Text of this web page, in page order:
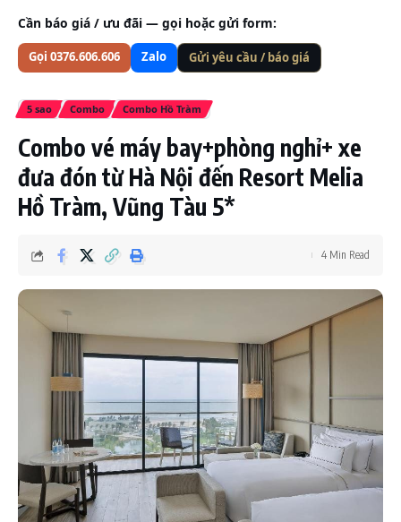
Cần báo giá / ưu đãi — gọi hoặc gửi form:
Gọi 0376.606.606 Zalo Gửi yêu cầu / báo giá
5 sao Combo Combo Hồ Tràm
Combo vé máy bay+phòng nghỉ+ xe
đưa đón từ Hà Nội đến Resort Melia
Hồ Tràm, Vũng Tàu 5*
4 Min Read